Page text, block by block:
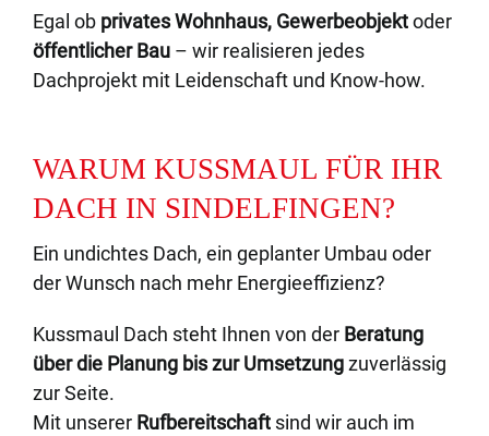
Egal obprivates Wohnhaus, Gewerbeobjektoder
öffentlicher Bau– wir realisieren jedes
Dachprojekt mit Leidenschaft und Know-how.
WARUM KUSSMAUL FÜR IHR
DACH IN SINDELFINGEN?
Ein undichtes Dach, ein geplanter Umbau oder
der Wunsch nach mehr Energieeffizienz?
Kussmaul Dach steht Ihnen von der Beratung
über die Planung bis zur Umsetzungzuverlässig
zur Seite.
Mit unserer Rufbereitschaftsind wir auch im